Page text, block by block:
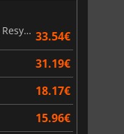
Assassin's Creed Black Flag Resynced 33.54€
31.19€
18.17€
15.96€